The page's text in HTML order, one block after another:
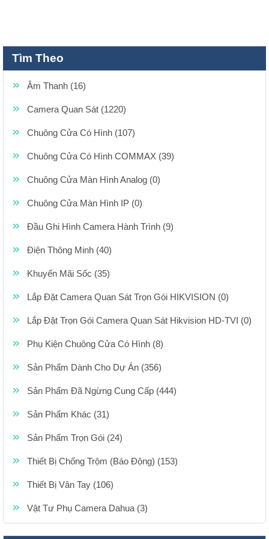
Tìm Theo
Âm Thanh (16)
Camera Quan Sát (1220)
Chuông Cửa Có Hình (107)
Chuông Cửa Có Hình COMMAX (39)
Chuông Cửa Màn Hình Analog (0)
Chuông Cửa Màn Hình IP (0)
Đầu Ghi Hình Camera Hành Trình (9)
Điện Thông Minh (40)
Khuyến Mãi Sốc (35)
Lắp Đặt Camera Quan Sát Trọn Gói HIKVISION (0)
Lắp Đặt Trọn Gói Camera Quan Sát Hikvision HD-TVI (0)
Phụ Kiện Chuông Cửa Có Hình (8)
Sản Phẩm Dành Cho Dự Án (356)
Sản Phẩm Đã Ngừng Cung Cấp (444)
Sản Phẩm Khác (31)
Sản Phẩm Trọn Gói (24)
Thiết Bị Chống Trộm (Báo Động) (153)
Thiết Bị Vân Tay (106)
Vật Tư Phụ Camera Dahua (3)